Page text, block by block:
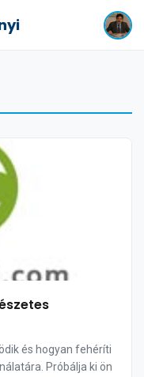
és hogyan fehéríti
Próbálja ki ön